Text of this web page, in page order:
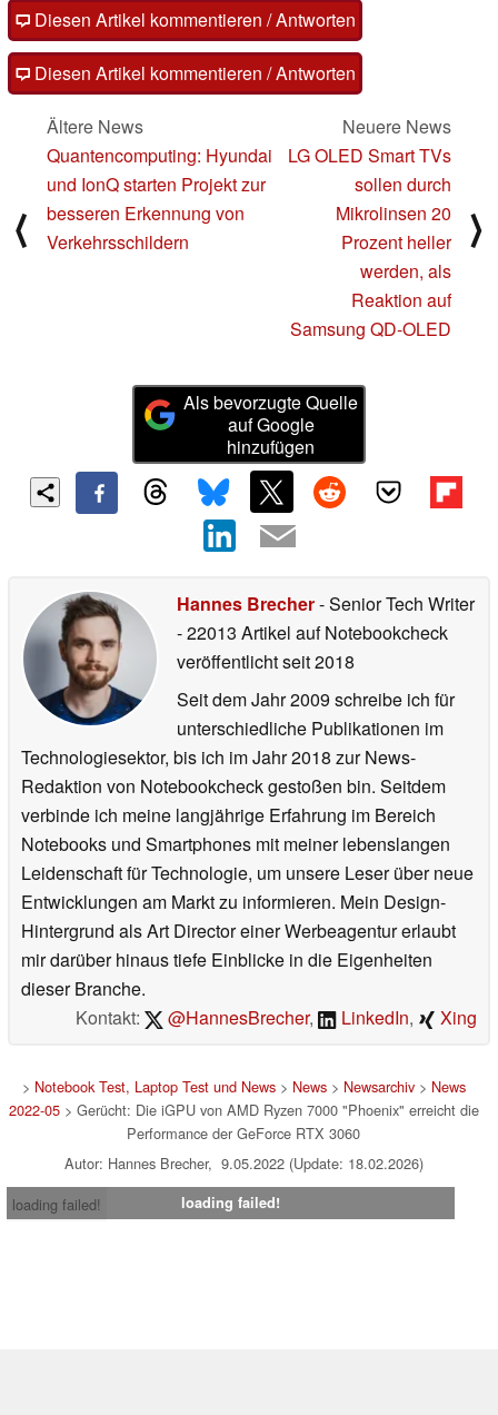
Diesen Artikel kommentieren / Antworten
Diesen Artikel kommentieren / Antworten
⟨
Ältere News
Quantencomputing: Hyundai
und IonQ starten Projekt zur
besseren Erkennung von
Verkehrsschildern
Neuere News
LG OLED Smart TVs
sollen durch
Mikrolinsen 20
Prozent heller
werden, als
Reaktion auf
Samsung QD-OLED
⟩
Als bevorzugte Quelle
auf Google
hinzufügen
Hannes Brecher- Senior Tech Writer
- 22013 Artikel auf Notebookcheck
veröffentlichtseit 2018
Seit dem Jahr 2009 schreibe ich für
unterschiedliche Publikationen im
Technologiesektor, bis ich im Jahr 2018 zur News-
Redaktion von Notebookcheck gestoßen bin. Seitdem
verbinde ich meine langjährige Erfahrung im Bereich
Notebooks und Smartphones mit meiner lebenslangen
Leidenschaft für Technologie, um unsere Leser über neue
Entwicklungen am Markt zu informieren. Mein Design-
Hintergrund als Art Director einer Werbeagentur erlaubt
mir darüber hinaus tiefe Einblicke in die Eigenheiten
dieser Branche.
Kontakt:
@HannesBrecher, LinkedIn, Xing
> Notebook Test, Laptop Test und News> News> Newsarchiv> News
2022-05> Gerücht: Die iGPU von AMD Ryzen 7000 "Phoenix" erreicht die
Performance der GeForce RTX 3060
Autor: Hannes Brecher, 9.05.2022 (Update: 18.02.2026)
loading failed!
loading failed!